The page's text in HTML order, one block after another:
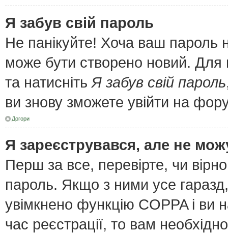
Я забув свій пароль
Не панікуйте! Хоча ваш пароль
може бути створено новий. Для
та натисніть Я забув свій пароль
ви знову зможете увійти на
Догори
Я зареєструвався, але не
Перш за все, перевірте, чи
пароль. Якщо з ними усе
увімкнено функцію COPPA і ви
час реєстрації, то вам